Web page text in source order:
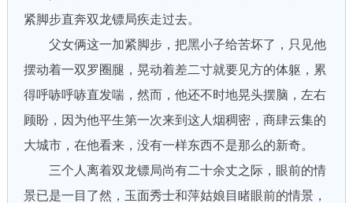
紧脚步直奔双龙镖局疾走过去。
父女俩这一加紧脚步，把黑小子给苦坏了，只见他
摆动着一双罗圈腿，晃动着差二寸就要见方的体躯，累
得呼哧呼哧直发喘，然而，他还不时地晃头摆脑，左右
顾盼，因为他平生第一次来到这人烟稠密，商肆云集的
大城市，在他看来，没有一样东西不是那么的新奇。
三个人离着双龙镖局尚有二十余丈之际，眼前的情
景已是一目了然，玉面秀士和萍姑娘目睹眼前的情景，